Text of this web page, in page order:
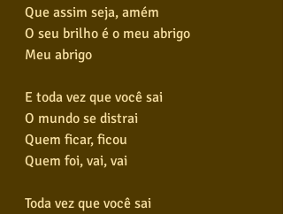
Que assim seja, amém
O seu brilho é o meu abrigo
Meu abrigo
E toda vez que você sai
O mundo se distrai
Quem ficar, ficou
Quem foi, vai, vai
Toda vez que você sai